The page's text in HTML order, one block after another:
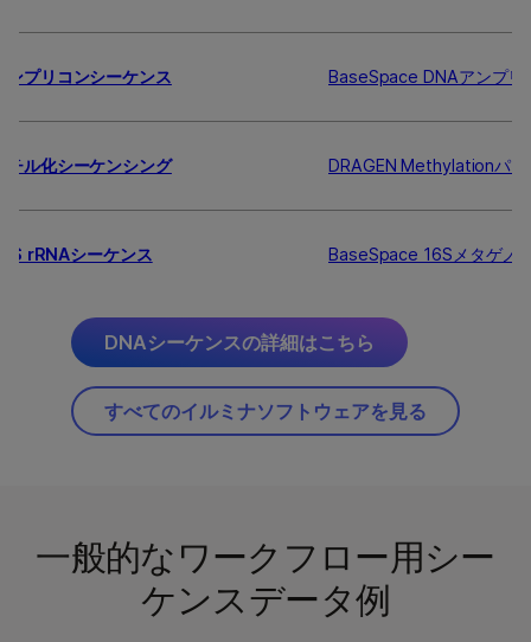
ンプリコンシーケンス BaseSpace DNAアンプリ
チル化シーケンシング DRAGEN Methylationパイ
rRNAシーケンス BaseSpace 16Sメタゲノ
DNAシーケンスの詳細はこちら
すべてのイルミナソフトウェアを見る
一般的なワークフロー用シー
ケンスデータ例